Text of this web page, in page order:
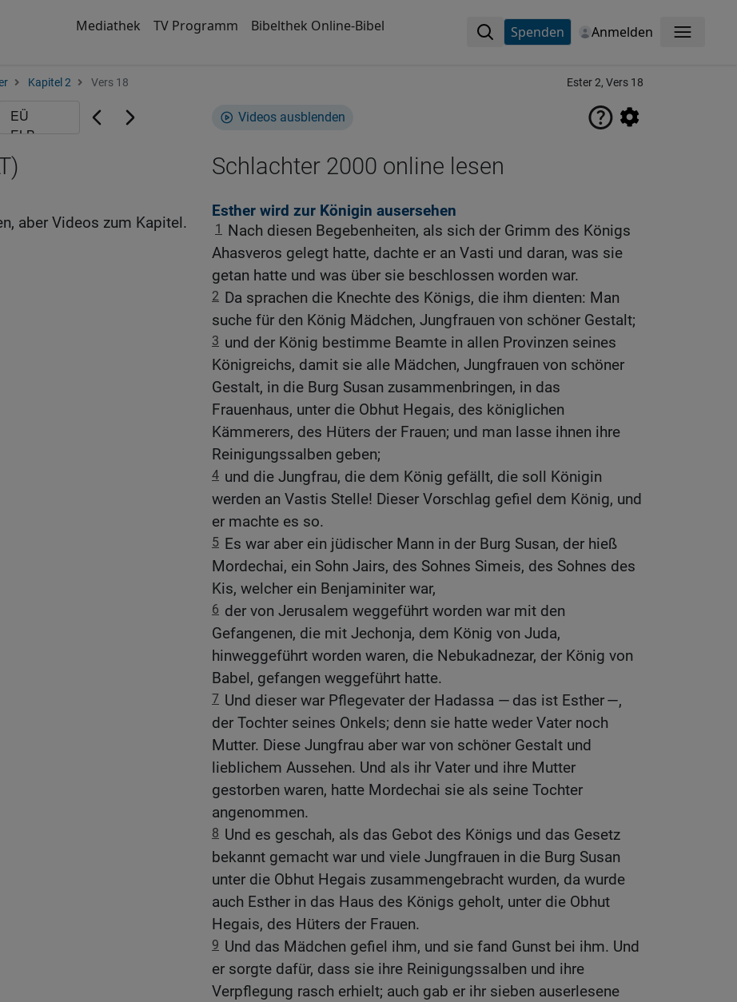
Mediathek TV Programm Bibelthek Online-Bibel Spenden Anmelden Menü
Kapitel 2 Vers 18 Ester 2, Vers 18
Videos ausblenden
Schlachter 2000 online lesen
Esther wird zur Königin ausersehen
1
Nach diesen Begebenheiten, als sich der Grimm des Königs
Ahasveros gelegt hatte, dachte er an Vasti und daran, was sie
getan hatte und was über sie beschlossen worden war.
2 Da sprachen die Knechte des Königs, die ihm dienten: Man
suche für den König Mädchen, Jungfrauen von schöner Gestalt;
3 und der König bestimme Beamte in allen Provinzen seines
Königreichs, damit sie alle Mädchen, Jungfrauen von schöner
Gestalt, in die Burg Susan zusammenbringen, in das
Frauenhaus, unter die Obhut Hegais, des königlichen
Kämmerers, des Hüters der Frauen; und man lasse ihnen ihre
Reinigungssalben geben;
4 und die Jungfrau, die dem König gefällt, die soll Königin
werden an Vastis Stelle! Dieser Vorschlag gefiel dem König, und
er machte es so.
5 Es war aber ein jüdischer Mann in der Burg Susan, der hieß
Mordechai, ein Sohn Jairs, des Sohnes Simeis, des Sohnes des
Kis, welcher ein Benjaminiter war,
6 der von Jerusalem weggeführt worden war mit den
Gefangenen, die mit Jechonja, dem König von Juda,
hinweggeführt worden waren, die Nebukadnezar, der König von
Babel, gefangen weggeführt hatte.
7 Und dieser war Pflegevater der Hadassa — das ist Esther —,
der Tochter seines Onkels; denn sie hatte weder Vater noch
Mutter. Diese Jungfrau aber war von schöner Gestalt und
lieblichem Aussehen. Und als ihr Vater und ihre Mutter
gestorben waren, hatte Mordechai sie als seine Tochter
angenommen.
8 Und es geschah, als das Gebot des Königs und das Gesetz
bekannt gemacht war und viele Jungfrauen in die Burg Susan
unter die Obhut Hegais zusammengebracht wurden, da wurde
auch Esther in das Haus des Königs geholt, unter die Obhut
Hegais, des Hüters der Frauen.
9 Und das Mädchen gefiel ihm, und sie fand Gunst bei ihm. Und
er sorgte dafür, dass sie ihre Reinigungssalben und ihre
Verpflegung rasch erhielt; auch gab er ihr sieben auserlesene
aber Videos zum Kapitel.